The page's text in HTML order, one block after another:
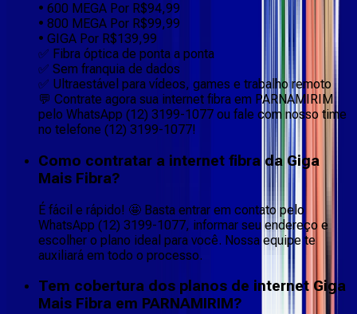
• 600 MEGA Por R$94,99
• 800 MEGA Por R$99,99
• GIGA Por R$139,99
✅ Fibra óptica de ponta a ponta
✅ Sem franquia de dados
✅ Ultraestável para vídeos, games e trabalho remoto
💬 Contrate agora sua internet fibra em PARNAMIRIM
pelo WhatsApp (12) 3199-1077 ou fale com nosso time
no telefone (12) 3199-1077!
Como contratar a internet fibra da Giga
Mais Fibra?
É fácil e rápido! 🤩 Basta entrar em contato pelo
WhatsApp (12) 3199-1077, informar seu endereço e
escolher o plano ideal para você. Nossa equipe te
auxiliará em todo o processo.
Tem cobertura dos planos de internet Giga
Mais Fibra em PARNAMIRIM?